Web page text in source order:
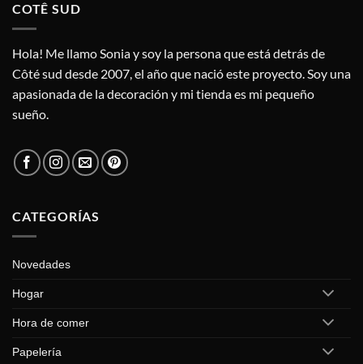
COTÊ SUD
Hola! Me llamo Sonia y soy la persona que está detrás de
Côté sud desde 2007, el año que nació este proyecto. Soy una
apasionada de la decoración y mi tienda es mi pequeño
sueño.
CATEGORÍAS
Novedades
Hogar
Hora de comer
Papelería